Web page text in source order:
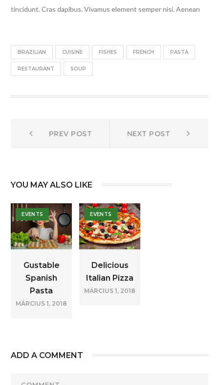
tincidunt. Cras dapibus. Vivamus element semper nisi. Aenean
BRAZILIAN CUISINE FISHES FRENCH PASTA
RESTAURANT SOUP
Bejegyzés
PREV POST NEXT POST
YOU MAY ALSO LIKE
EVENTS
Gustable
Spanish
Pasta
MÁRCIUS 1, 2018
EVENTS
Delicious
Italian Pizza
MÁRCIUS 1, 2018
ADD A COMMENT